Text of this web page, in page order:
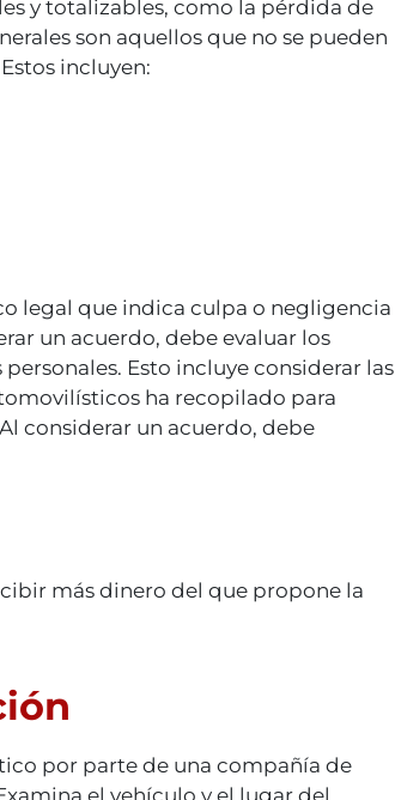
y totalizables, como la pérdida de
son aquellos que no se pueden
incluyen:
legal que indica culpa o negligencia
un acuerdo, debe evaluar los
Esto incluye considerar las
ha recopilado para
considerar un acuerdo, debe
más dinero del que propone la
por parte de una compañía de
el vehículo y el lugar del